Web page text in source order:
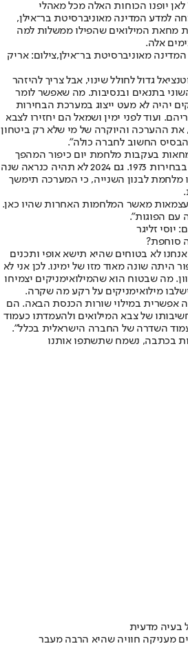
יופנו הכוחות האלה מכל מאהלי
למדע המדינה מאוניברסיטת בר־אילן,
מחאת המילואים שהפילו ממשלות למה
אלה.
מאוניברסיטת בר־אילן,צילום: אריק
גדול לחולל שינוי, אבל צריך להיזהר
בתנאים ובנסיבות. מה שאפשר לומר
יהיה לא מעט ייצוג במערכת הבחירות
ועוד לפני ימין ושמאל הם יחזירו לצבא
את ההערכה והיוקרה של מי שלא רק ביטחון
החשוב לחברה כולה".
בעקבות מלחמת יום כיפור המהפך
המתין עד 1977 ולא קרה מייד בבחירות 1973. גם 2024 לא תהיה כנראה שנה
מלחמת לבנון השנייה, כי המערכה תימשך
מאשר המלחמות האחרות שהיו כאן.
עם הפוגות".
יוסי זליגר
סוחפת?
לא בטוחים שהיא תישא אופי ותכנים
היתה שונה מאוד מזו של ימינו. לכן אני לא
מה שבטוח הוא שהמילואימניקים יצמיחו
מילואימניקים על רקע מה שקרה.
אפשרית במילוי שורות הכנסת הבאה. הם
של צבא המילואים ולהעמדתו כעמוד
השדרה של החברה הישראלית בכלל".
בכתבה, נשמח שתשתפו אותנו
בעיה מדעית
מעניקה חוויה שהיא הרבה מעבר